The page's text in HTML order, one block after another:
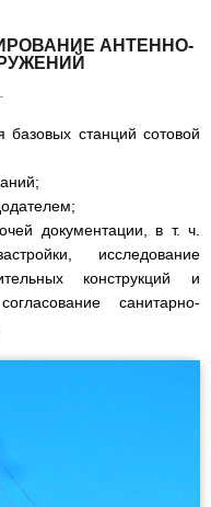
АНТЕННО-
станций сотовой
документации, в т. ч.
исследование
конструкций и
санитарно-